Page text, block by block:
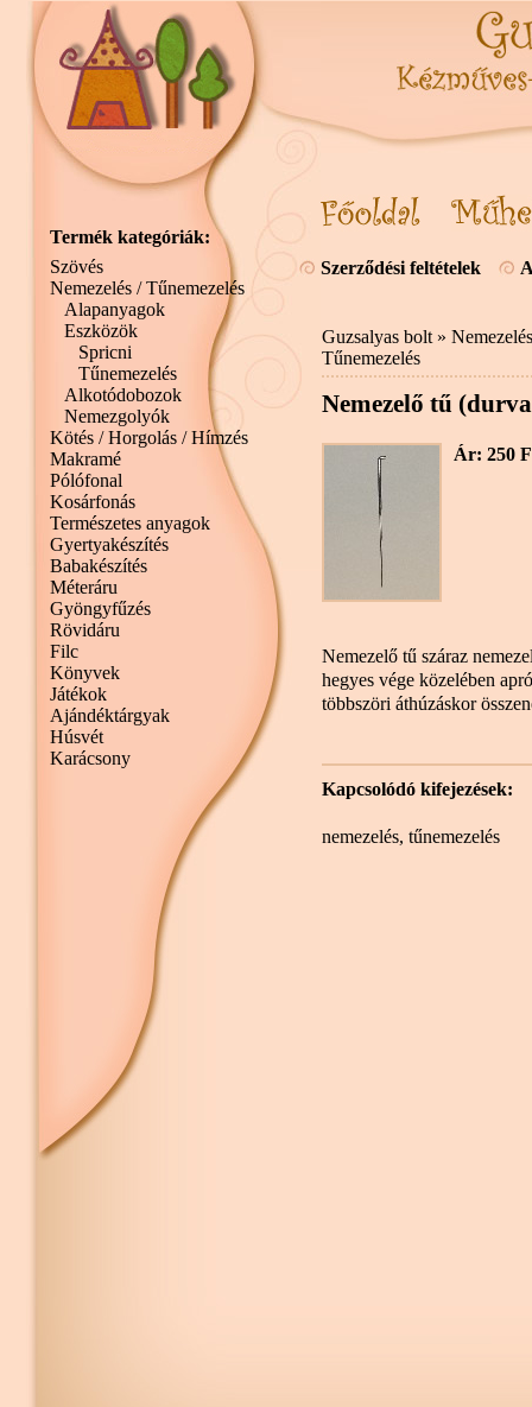
Szerződési feltételek
Guzsalyas bolt »
Tűnemezelés
Nemezelő tű
Ár: 250
Nemezelő tű száraz
hegyes vége közelében
többszöri áthúzáskor
Kapcsolódó kifejezések:
nemezelés, tűnemezelés
Termék kategóriák:
Szövés
Nemezelés / Tűnemezelés
Alapanyagok
Eszközök
Spricni
Tűnemezelés
Alkotódobozok
Nemezgolyók
Kötés / Horgolás / Hímzés
Makramé
Pólófonal
Kosárfonás
Természetes anyagok
Gyertyakészítés
Babakészítés
Méteráru
Gyöngyfűzés
Rövidáru
Filc
Könyvek
Játékok
Ajándéktárgyak
Húsvét
Karácsony